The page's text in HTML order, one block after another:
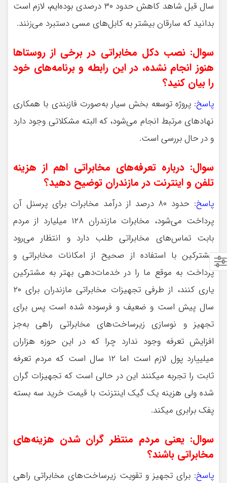
سال قبل شاهد کاهش حدود ۳۰ درصدی بوده‌ایم، لازم است
بدانید که سارقان بیشتر به کابل‌های مسی دستبرد می‌زنند.
سوال: نصب دکل مخابراتی در برخی از روستاها
هنوز انجام نشده، در این رابطه و برنامه‌های خود
را بیان کنید؟
پاسخ: پروژه توسعه بخش سیار به‌صورت فازبندی با همکاری
نهادهای مرتبط انجام می‌شود، که البته مشکلاتی وجود دارد
و در حال بررسی است.
سوال: درباره تعرفه‌های مخابراتی اهم از هزینه
تلفن و اینترنت در مازندران توضیح دهید؟
پاسخ
: حدود ۸۰ درصد از درآمد مخابرات برای پرسنل آن
پرداخت می‌شود، مخابرات مازندران ۱۲۸ میلیارد از مردم
بابت تماس‌های مخابراتی طلب دارد و انتظار می‌رود
مشترکین با استفاده از صحیح از امکانات مخابراتی و
پرداخت به موقع ما را در خدمات‌دهی بهتر به مشترکین
یاری کنند، از طرفی تجهیزات مخابراتی مازندران برای ۲۰
سال پیش است و ضعیف و فرسوده شده است پس برای
تجهیز و نوسازی زیرساخت‌های مخابراتی راهی به‌جز
افزایش تعرفه وجود ندارد چرا که در این حوزه هزاران
میلییارد پول لازم است اما ۱۲ سال است که مردم تعرفه
ثابت را تجربه میکنند این در حالی است که تجهیزات گران
شده ولی هزینه یک گیک اینتزنت با قیمت خرید سه بسته
پفک برابری میکند.
سوال: یعنی مردم منتظر گران شدن هزینه‌های
مخابراتی باشند؟
پاسخ: برای تجهیز و تقویت زیرساخت‌های مخابراتی راهی